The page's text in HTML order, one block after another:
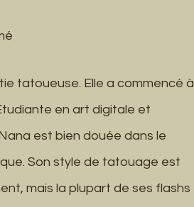
tatoueuse. Elle a commencé à
en art digitale et
est bien douée dans le
Son style de tatouage est
mais la plupart de ses flashs